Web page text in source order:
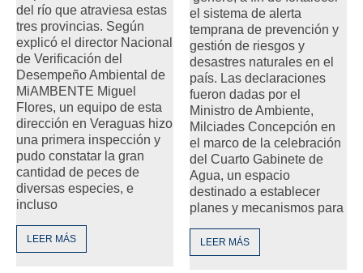
del río que atraviesa estas
tres provincias. Según
explicó el director Nacional
de Verificación del
Desempeño Ambiental de
MiAMBENTE Miguel
Flores, un equipo de esta
dirección en Veraguas hizo
una primera inspección y
pudo constatar la gran
cantidad de peces de
diversas especies, e
incluso
LEER MÁS
el sistema de alerta
temprana de prevención y
gestión de riesgos y
desastres naturales en el
país. Las declaraciones
fueron dadas por el
Ministro de Ambiente,
Milciades Concepción en
el marco de la celebración
del Cuarto Gabinete de
Agua, un espacio
destinado a establecer
planes y mecanismos para
LEER MÁS